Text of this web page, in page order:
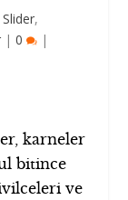
Slider,
|0 |
karneler
bitince
ve